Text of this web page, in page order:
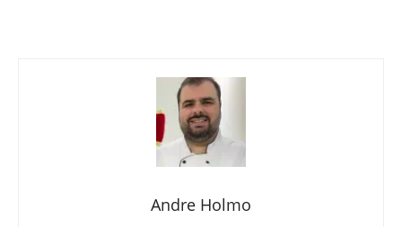
Andre Holmo